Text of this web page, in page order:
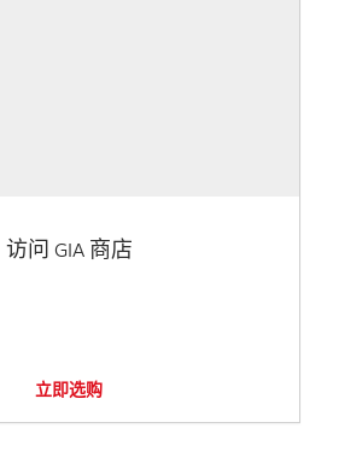
访问 GIA 商店
立即选购